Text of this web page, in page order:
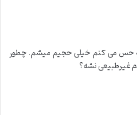
حس می کنم خیلی حجیم میشم. چطور
غیرطبیعی نشه؟